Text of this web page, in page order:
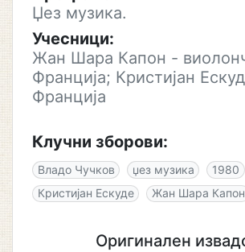
Џез музика.
Учесници:
Жан Шара Капон -
Франција; Кристијан
Франција
Клучни зборови:
Владо Чучков џез музика
1980
Кристијан Ескуде
Жан Шара Капон
Оригинален